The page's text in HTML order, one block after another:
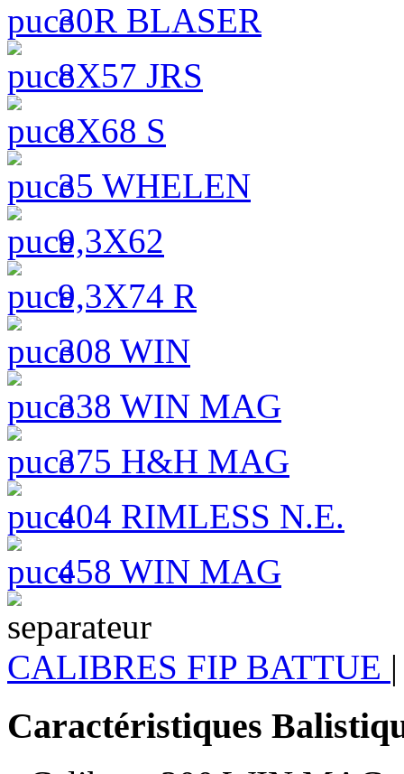
30R BLASER
8X57 JRS
8X68 S
35 WHELEN
9,3X62
9,3X74 R
308 WIN
338 WIN MAG
375 H&H MAG
404 RIMLESS N.E.
458 WIN MAG
CALIBRES FIP BATTUE |
Caractéristiques